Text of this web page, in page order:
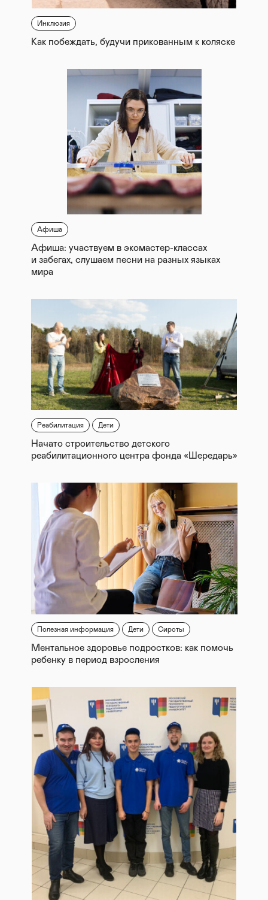
Инклюзия
Как побеждать, будучи прикованным к коляске
Афиша
Афиша: участвуем в экомастер-классах
и забегах, слушаем песни на разных языках
мира
Реабилитация Дети
Начато строительство детского
реабилитационного центра фонда «Шередарь»
Полезная информация Дети Сироты
Ментальное здоровье подростков: как помочь
ребенку в период взросления